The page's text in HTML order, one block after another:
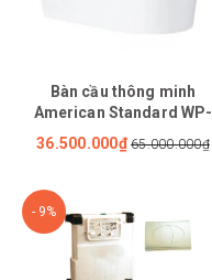
Bàn cầu thông minh
American Standard WP-
70DY
36.500.000₫ 65.000.000₫
- 9%